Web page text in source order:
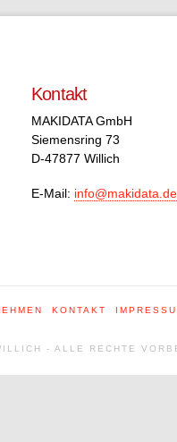
Kontakt
MAKIDATA GmbH
Siemensring 73
D-47877 Willich
E-Mail: info@makidata.de
KONTAKT
- ALLE RECHTE